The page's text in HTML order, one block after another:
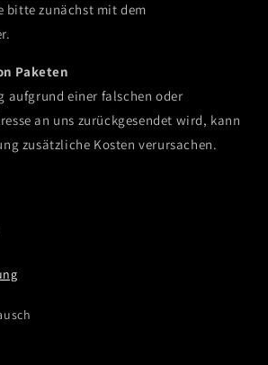
bitte zunächst mit dem
Paketen
aufgrund einer falschen oder
an uns zurückgesendet wird, kann
zusätzliche Kosten verursachen.